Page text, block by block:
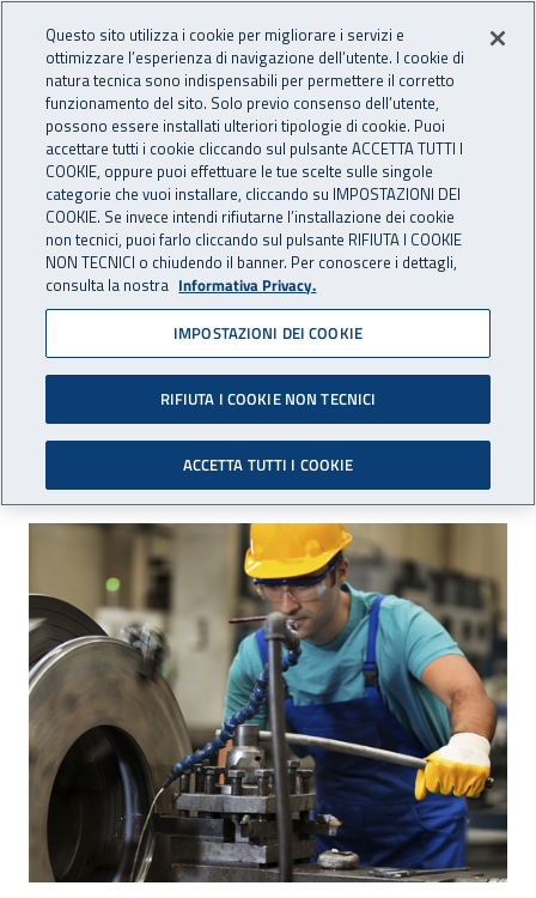
INAIL - Istituto Nazionale
Apri cerca
Navigazione principale
Navigazione - Ti trovi in:
Home Inail comunica Eventi
22 maggio 2018
Presentazione del bando Isi
2017 a Catanzaro
Catanzaro, 22 maggio 2018
Presentazione del bando Isi 2017 a
Questo sito utilizza i cookie per migliorare i servizi e
ottimizzare l’esperienza di navigazione dell’utente. I cookie di
natura tecnica sono indispensabili per permettere il corretto
funzionamento del sito. Solo previo consenso dell’utente,
possono essere installati ulteriori tipologie di cookie. Puoi
accettare tutti i cookie cliccando sul pulsante ACCETTA TUTTI I
COOKIE, oppure puoi effettuare le tue scelte sulle singole
categorie che vuoi installare, cliccando su IMPOSTAZIONI DEI
COOKIE. Se invece intendi rifiutarne l’installazione dei cookie
non tecnici, puoi farlo cliccando sul pulsante RIFIUTA I COOKIE
NON TECNICI o chiudendo il banner. Per conoscere i dettagli,
consulta la nostra Informativa Privacy.
IMPOSTAZIONI DEI COOKIE
RIFIUTA I COOKIE NON TECNICI
ACCETTA TUTTI I COOKIE